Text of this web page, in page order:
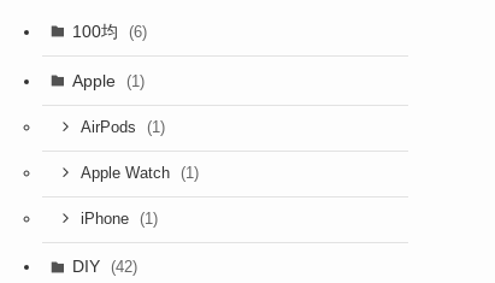
100均 (6)
Apple (1)
AirPods (1)
Apple Watch (1)
iPhone (1)
DIY (42)